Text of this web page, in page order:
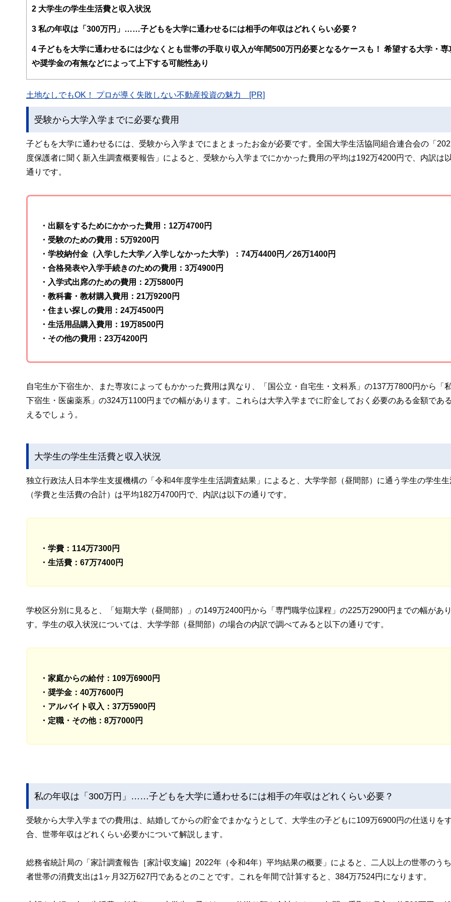
FinancialFieldの特徴は、ファイナンシャルプランナー、弁護士、税理士、宅地建物取引士、相続診断士、住宅ローンアドバイザー、DCプラン
ー、公認会計士、社会保険労務士、行政書士、投資アナリスト、キャリアコンサルタントなど150名以上の有資格者を執筆者・監修者として迎
と、読み応えのあるコンテンツと確かな情報発信を実現しています。
私たちは、快適でより良い生活のアイデアを提供するお金のコンシェルジュを目指します。
2 大学生の学生生活費と収入状況
3 私の年収は「300万円」……子どもを大学に通わせるには相手の年収はどれくらい必要？
4 子どもを大学に通わせるには少なくとも世帯の手取り収入が年間500万円必要となるケースも！ 希望する大学・専
や奨学金の有無などによって上下する可能性あり
土地なしでもOK！ プロが導く失敗しない不動産投資の魅力 [PR]
受験から大学入学までに必要な費用
子どもを大学に通わせるには、受験から入学までにまとまったお金が必要です。全国大学生活協同組合連合会の「
度保護者に聞く新入生調査概要報告」によると、受験から入学までにかかった費用の平均は192万4200円で、内訳は
通りです。
・出願をするためにかかった費用：12万4700円
・受験のための費用：5万9200円
・学校納付金（入学した大学／入学しなかった大学）：74万4400円／26万1400円
・合格発表や入学手続きのための費用：3万4900円
・入学式出席のための費用：2万5800円
・教科書・教材購入費用：21万9200円
・住まい探しの費用：24万4500円
・生活用品購入費用：19万8500円
・その他の費用：23万4200円
自宅生か下宿生か、また専攻によってもかかった費用は異なり、「国公立・自宅生・文科系」の137万7800円から「
下宿生・医歯薬系」の324万1100円までの幅があります。これらは大学入学までに貯金しておく必要のある金額であ
えるでしょう。
大学生の学生生活費と収入状況
独立行政法人日本学生支援機構の「令和4年度学生生活調査結果」によると、大学学部（昼間部）に通う学生の学生生
（学費と生活費の合計）は平均182万4700円で、内訳は以下の通りです。
・学費：114万7300円
・生活費：67万7400円
学校区分別に見ると、「短期大学（昼間部）」の149万2400円から「専門職学位課程」の225万2900円までの幅があ
す。学生の収入状況については、大学学部（昼間部）の場合の内訳で調べてみると以下の通りです。
・家庭からの給付：109万6900円
・奨学金：40万7600円
・アルバイト収入：37万5900円
・定職・その他：8万7000円
私の年収は「300万円」……子どもを大学に通わせるには相手の年収はどれくらい必要？
受験から大学入学までの費用は、結婚してからの貯金でまかなうとして、大学生の子どもに109万6900円の仕送りを
合、世帯年収はどれくらい必要かについて解説します。
総務省統計局の「家計調査報告［家計収支編］2022年（令和4年）平均結果の概要」によると、二人以上の世帯のう
者世帯の消費支出は1ヶ月32万627円であるとのことです。これを年間で計算すると、384万7524円になります。